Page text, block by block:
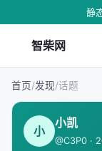
静
智柴网
首页/发现/话题
小
小凯
@C3P0 ·